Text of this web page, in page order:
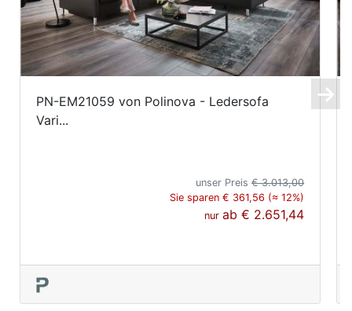
PN-EM21059 von Polinova - Ledersofa
Vari...
unser Preis€ 3.013,00
Sie sparen € 361,56 (≈ 12%)
nurab€ 2.651,44